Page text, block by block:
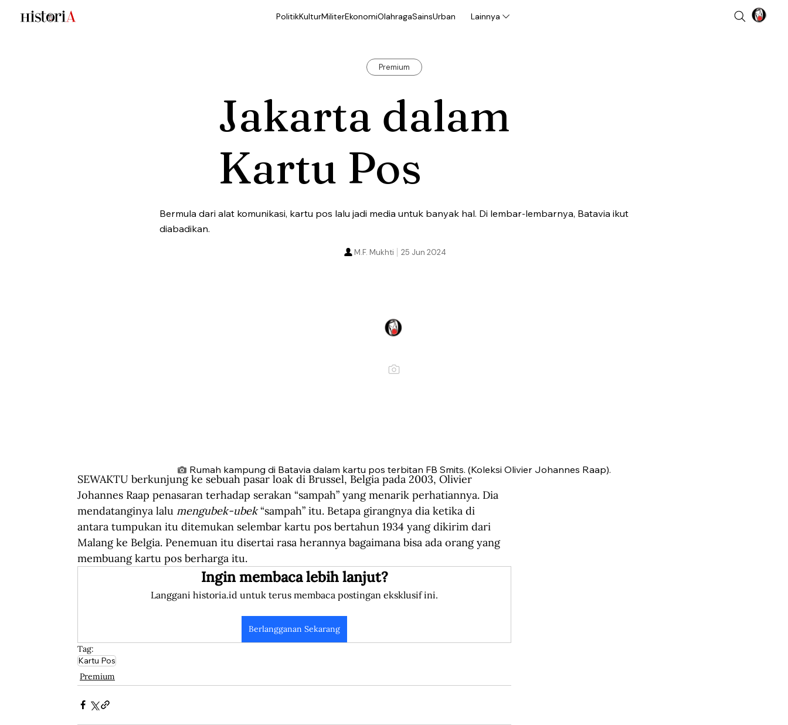
PolitikKulturMiliterEkonomiOlahragaSainsUrban Lainnya
Premium
Jakarta dalam
Kartu Pos
Bermula dari alat komunikasi, kartu pos lalu jadi media untuk banyak hal. Di lembar-lembarnya, Batavia ikut
diabadikan.
25 Jun 2024
M.F. Mukhti
Rumah kampung di Batavia dalam kartu pos terbitan FB Smits. (Koleksi Olivier Johannes Raap).
SEWAKTU berkunjung ke sebuah pasar loak di Brussel, Belgia pada 2003, Olivier
Johannes Raap penasaran terhadap serakan “sampah” yang menarik perhatiannya. Dia
mendatanginya lalu mengubek-ubek “sampah” itu. Betapa girangnya dia ketika di
antara tumpukan itu ditemukan selembar kartu pos bertahun 1934 yang dikirim dari
Malang ke Belgia. Penemuan itu disertai rasa herannya bagaimana bisa ada orang yang
membuang kartu pos berharga itu.
Ingin membaca lebih lanjut?
Langgani historia.id untuk terus membaca postingan eksklusif ini.
Berlangganan Sekarang
Tag:
Kartu Pos
Premium